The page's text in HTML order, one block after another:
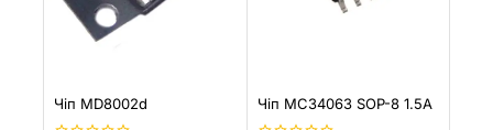
Чіп MD8002d Чіп MC34063 SOP-8 1.5A